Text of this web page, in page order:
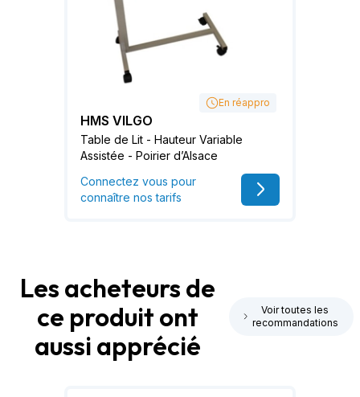
En réappro
HMS VILGO
Table de Lit - Hauteur Variable
Assistée - Poirier d’Alsace
Connectez vous pour
connaître nos tarifs
Les acheteurs de
ce produit ont
aussi apprécié
Voir toutes les
recommandations